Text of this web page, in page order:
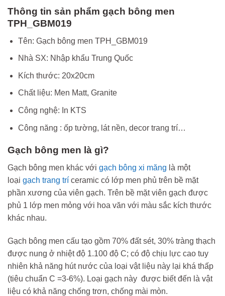
Thông tin sản phẩm gạch bông men
TPH_GBM019
Tên: Gạch bông men TPH_GBM019
Nhà SX: Nhập khẩu Trung Quốc
Kích thước: 20x20cm
Chất liệu: Men Matt, Granite
Công nghệ: In KTS
Công năng : ốp tường, lát nền, decor trang trí…
Gạch bông men là gì?
Gạch bông men khác với gạch bông xi măng là một
loại gạch trang trí ceramic có lớp men phủ trên bề mặt
phần xương của viên gạch. Trên bề mặt viên gạch được
phủ 1 lớp men mỏng với hoa văn với màu sắc kích thước
khác nhau.
Gạch bông men cấu tạo gồm 70% đất sét, 30% tràng thạch
được nung ở nhiệt độ 1.100 độ C; có độ chịu lực cao tuy
nhiên khả năng hút nước của loại vật liệu này lại khá thấp
(tiêu chuẩn C =3-6%). Loại gạch này được biết đến là vật
liệu có khả năng chống trơn, chống mài mòn.